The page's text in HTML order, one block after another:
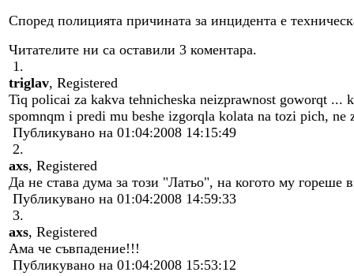
Според полицията причината за инцидента е
Читателите ни са оставили 3 коментара.
1.
triglav, Registered
Tiq policai za kakva tehnicheska neizprawnost goworqt
spomnqm i predi mu beshe izgorqla kolata na tozi pich,
Публикувано на 01:04:2008 14:15:49
2.
axs, Registered
Да не става дума за този "Латьо", на когото му гореше
Публикувано на 01:04:2008 14:59:33
3.
axs, Registered
Ама че съвпадение!!!
Публикувано на 01:04:2008 15:53:12